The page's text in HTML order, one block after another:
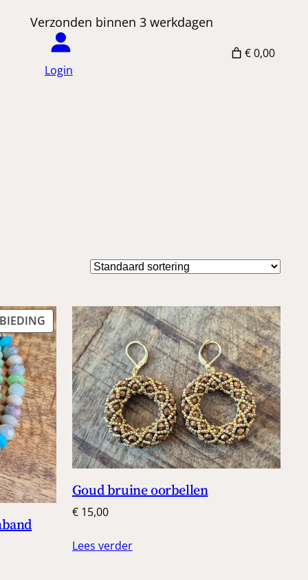
binnen 3 werkdagen
Login
€ 0,00
PRODUCT
IN
DE
UITVERKOOP
Goud bruine oorbellen
€15,00
Lees verder